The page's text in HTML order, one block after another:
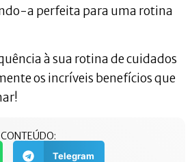
a perfeita para uma rotina
à sua rotina de cuidados
os incríveis benefícios que
Telegram